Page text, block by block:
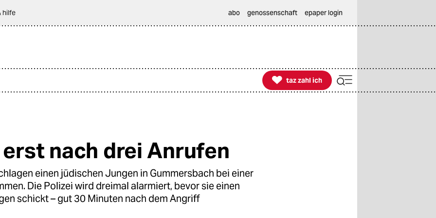
hilfe abo genossenschaft epaper login

taz zahl ich
taz zahl ich
nach drei Anrufen
einen jüdischen Jungen in Gummersbach bei einer
Die Polizei wird dreimal alarmiert, bevor sie einen
schickt – gut 30 Minuten nach dem Angriff